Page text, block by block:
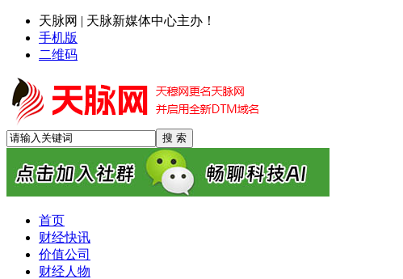
天脉网 | 天脉新媒体中心主办！
手机版
二维码
首页
财经快讯
价值公司
财经人物